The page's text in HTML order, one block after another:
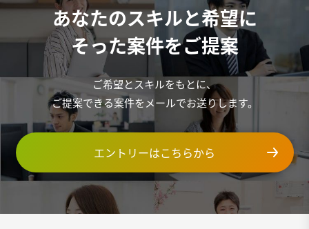
あなたのスキルと希望に
そった案件をご提案
ご希望とスキルをもとに、
ご提案できる案件をメールでお送りします。
エントリーはこちらから